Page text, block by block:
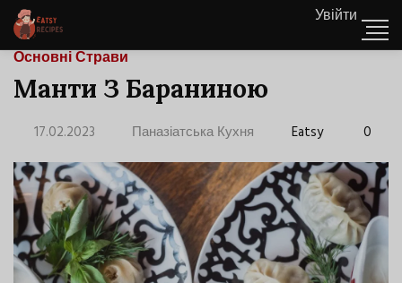
Увійти
Основні Страви
Манти З Бараниною
17.02.2023 Паназіатська Кухня Eatsy 0